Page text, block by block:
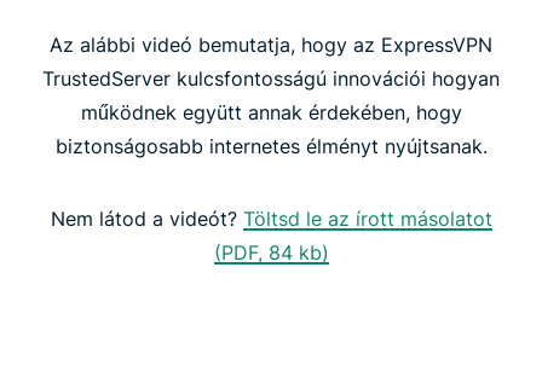
Kiküszöböli a merevlemezek kockázatát
A TrustedServer fokozza a következetességet és a
biztonságot
TrustedServer: Magasabbra emeli a biztonsági
Az alábbi videó bemutatja, hogy az ExpressVPN
TrustedServer kulcsfontosságú innovációi hogyan
működnek együtt annak érdekében, hogy
biztonságosabb internetes élményt nyújtsanak.
Nem látod a videót? Töltsd le az írott másolatot
(PDF, 84 kb)